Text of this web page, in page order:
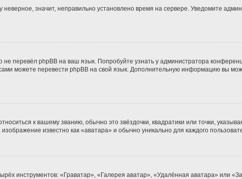
значит, неправильно установлено время на сервере. Уведомите
перевёл phpBB на ваш язык. Попробуйте узнать у администратора
можете перевести phpBB на свой язык. Дополнительную информацию вы
к вашему званию, обычно это звёздочки, квадратики или точки,
известно как «аватара» и обычно уникально для каждого
инструментов: «Граватар», «Галерея аватар», «Удалённая аватара» или